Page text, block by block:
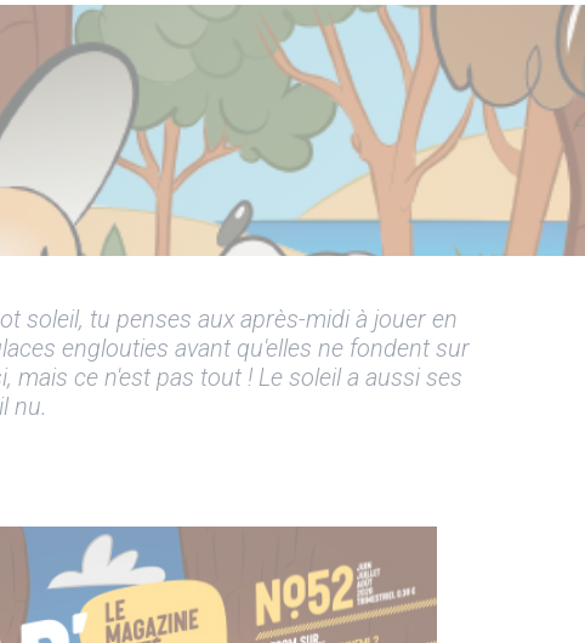
soleil, tu penses aux après-midi à jouer en
englouties avant qu'elles ne fondent sur
mais ce n'est pas tout ! Le soleil a aussi ses
nu.